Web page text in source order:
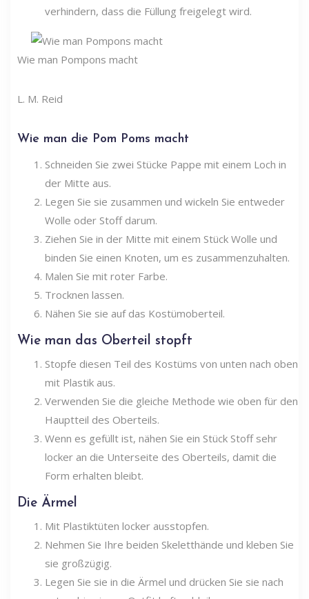
verhindern, dass die Füllung freigelegt wird.
Wie man Pompons macht
L. M. Reid
Wie man die Pom Poms macht
Schneiden Sie zwei Stücke Pappe mit einem Loch in
der Mitte aus.
Legen Sie sie zusammen und wickeln Sie entweder
Wolle oder Stoff darum.
Ziehen Sie in der Mitte mit einem Stück Wolle und
binden Sie einen Knoten, um es zusammenzuhalten.
Malen Sie mit roter Farbe.
Trocknen lassen.
Nähen Sie sie auf das Kostümoberteil.
Wie man das Oberteil stopft
Stopfe diesen Teil des Kostüms von unten nach oben
mit Plastik aus.
Verwenden Sie die gleiche Methode wie oben für den
Hauptteil des Oberteils.
Wenn es gefüllt ist, nähen Sie ein Stück Stoff sehr
locker an die Unterseite des Oberteils, damit die
Form erhalten bleibt.
Die Ärmel
Mit Plastiktüten locker ausstopfen.
Nehmen Sie Ihre beiden Skeletthände und kleben Sie
sie großzügig.
Legen Sie sie in die Ärmel und drücken Sie sie nach